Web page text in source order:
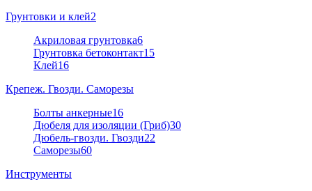
Грунтовки и клей2
Акриловая грунтовка6
Грунтовка бетоконтакт15
Клей16
Крепеж. Гвозди. Саморезы
Болты анкерные16
Дюбеля для изоляции (Гриб)30
Дюбель-гвозди. Гвозди22
Саморезы60
Инструменты